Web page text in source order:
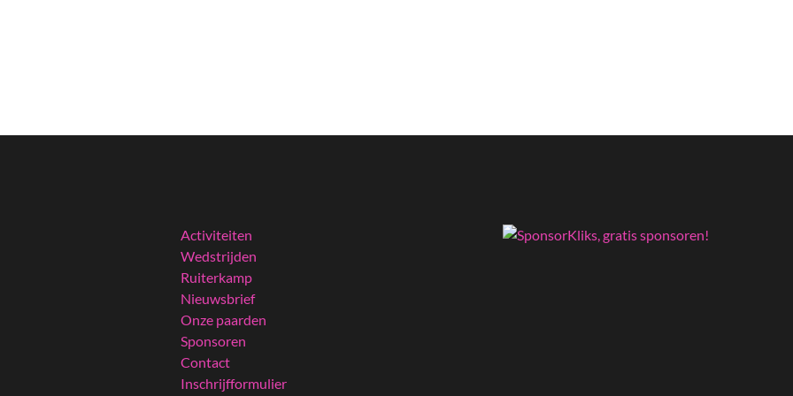
Activiteiten
Wedstrijden
Ruiterkamp
Nieuwsbrief
Onze paarden
Sponsoren
Contact
Inschrijfformulier